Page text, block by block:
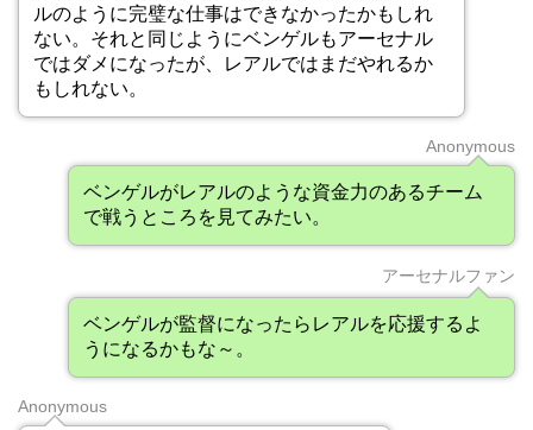
ルのように完璧な仕事はできなかったかもしれ
ない。それと同じようにベンゲルもアーセナル
ではダメになったが、レアルではまだやれるか
もしれない。
Anonymous
ベンゲルがレアルのような資金力のあるチーム
で戦うところを見てみたい。
アーセナルファン
ベンゲルが監督になったらレアルを応援するよ
うになるかもな～。
Anonymous